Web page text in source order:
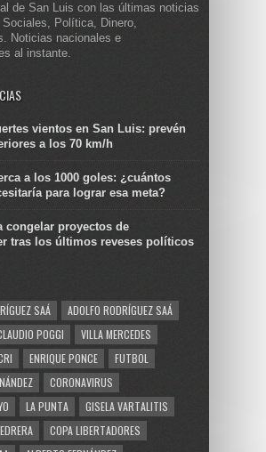
de San Luis con las últimas noticias
Política, Dinero,
Noticias nacionales e
al instante.
vientos en San Luis: prevén
a los 70 km/h
a los 1000 goles: ¿cuántos
para lograr esa meta?
congelar proyectos de
tras los últimos reveses políticos
SAÁ
ADOLFO RODRÍGUEZ SAÁ
POGGI
VILLA MERCEDES
ENRIQUE PONCE
FUTBOL
CORONAVIRUS
LA PUNTA
GISELA VARTALITIS
COPA LIBERTADORES